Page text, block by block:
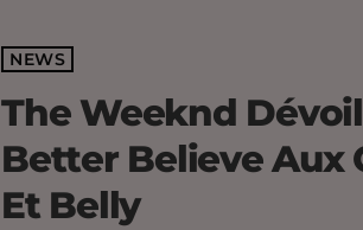
NEWS
The Weeknd
Better Believe Aux
Et Belly